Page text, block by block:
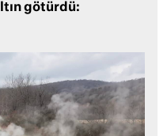
götürdü: